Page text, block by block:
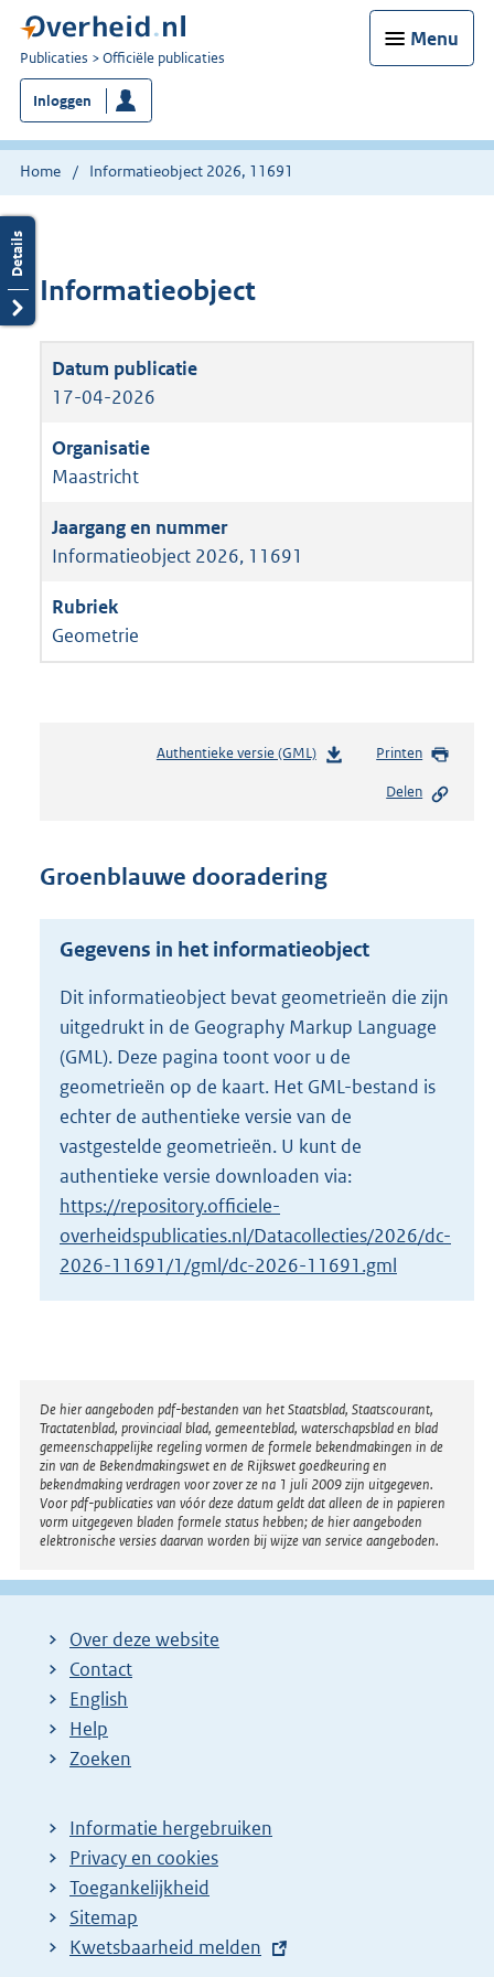
Menu
U
bent
nu
hier:
Publicaties Officiële publicaties
Inloggen
Home Informatieobject 2026, 11691
Informatieobject
17-04-2026
Maastricht
Informatieobject 2026, 11691
Geometrie
Authentieke versie (GML)b
n
d
s
r
o
t
t
e
6
2
K
Printen
Delen
Groenblauwe dooradering
Gegevens in het informatieobject
Dit informatieobject bevat geometrieën die zijn
uitgedrukt in de Geography Markup Language
(GML). Deze pagina toont voor u de
geometrieën op de kaart. Het GML-bestand is
echter de authentieke versie van de
vastgestelde geometrieën. U kunt de
authentieke versie downloaden via:
https://repository.officiele-
overheidspublicaties.nl/Datacollecties/2026/dc-
2026-11691/1/gml/dc-2026-11691.gml
Disclaimer
De hier aangeboden pdf-bestanden van het Staatsblad, Staatscourant,
Tractatenblad, provinciaal blad, gemeenteblad, waterschapsblad en blad
gemeenschappelijke regeling vormen de formele bekendmakingen in de
zin van de Bekendmakingswet en de Rijkswet goedkeuring en
bekendmaking verdragen voor zover ze na 1 juli 2009 zijn uitgegeven.
Voor pdf-publicaties van vóór deze datum geldt dat alleen de in papieren
vorm uitgegeven bladen formele status hebben; de hier aangeboden
elektronische versies daarvan worden bij wijze van service aangeboden.
Over deze website
Contact
English
Help
Zoeken
Informatie hergebruiken
Privacy en cookies
Toegankelijkheid
Sitemap
E
Kwetsbaarheid melden